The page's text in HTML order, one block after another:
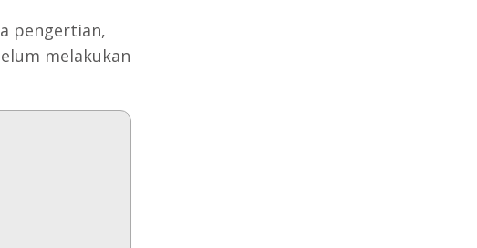
pengertian,
melakukan